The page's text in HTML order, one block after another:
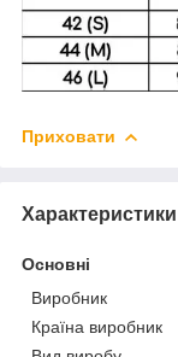
Приховати
Характеристики
Основні
Виробник
Країна виробник